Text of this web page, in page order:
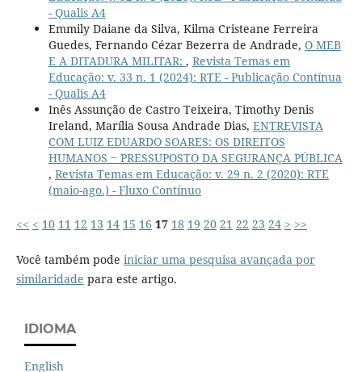
- Qualis A4
Emmily Daiane da Silva, Kilma Cristeane Ferreira
Guedes, Fernando Cézar Bezerra de Andrade, O MEB
E A DITADURA MILITAR: , Revista Temas em
Educação: v. 33 n. 1 (2024): RTE - Publicação Contínua
- Qualis A4
Inês Assunção de Castro Teixeira, Timothy Denis
Ireland, Marília Sousa Andrade Dias, ENTREVISTA
COM LUIZ EDUARDO SOARES: OS DIREITOS
HUMANOS ‒ PRESSUPOSTO DA SEGURANÇA PÚBLICA
, Revista Temas em Educação: v. 29 n. 2 (2020): RTE
(maio-ago.) - Fluxo Contínuo
<< < 10 11 12 13 14 15 16 17 18 19 20 21 22 23 24 > >>
Você também pode iniciar uma pesquisa avançada por
similaridade para este artigo.
IDIOMA
English